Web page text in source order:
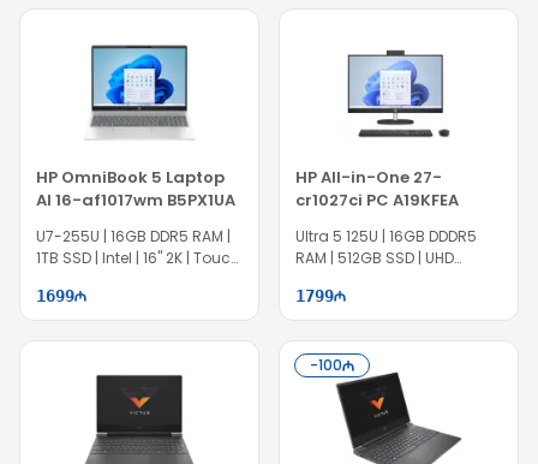
HP OmniBook 5 Laptop
AI 16-af1017wm B5PX1UA
U7-255U | 16GB DDR5 RAM |
1TB SSD | Intel | 16" 2K | Touch
1699
HP All-in-One 27-
cr1027ci PC A19KFEA
Ultra 5 125U | 16GB DDDR5
RAM | 512GB SSD | UHD
1799
-100